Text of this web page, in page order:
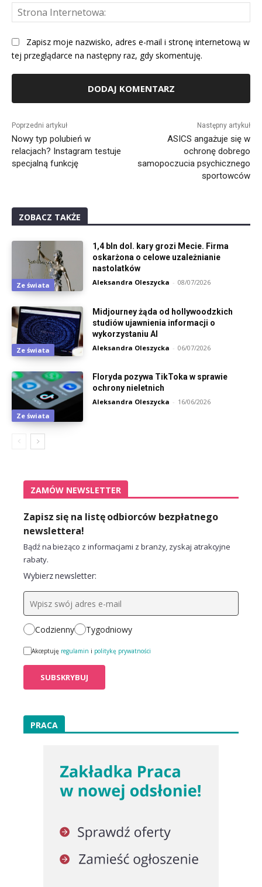
Zapisz moje nazwisko, adres e-mail i stronę internetową w
tej przeglądarce na następny raz, gdy skomentuję.
Poprzedni artykuł
Nowy typ polubień w
relacjach? Instagram testuje
specjalną funkcję
Następny artykuł
ASICS angażuje się w
ochronę dobrego
samopoczucia psychicznego
sportowców
ZOBACZ TAKŻE
Ze świata
1,4 bln dol. kary grozi Mecie. Firma
oskarżona o celowe uzależnianie
nastolatków
Aleksandra Oleszycka - 08/07/2026
Ze świata
Midjourney żąda od hollywoodzkich
studiów ujawnienia informacji o
wykorzystaniu AI
Aleksandra Oleszycka - 06/07/2026
Ze świata
Floryda pozywa TikToka w sprawie
ochrony nieletnich
Aleksandra Oleszycka - 16/06/2026
ZAMÓW NEWSLETTER
Zapisz się na listę odbiorców bezpłatnego
newslettera!
Bądź na bieżąco z informacjami z branży, zyskaj atrakcyjne
rabaty.
Wybierz newsletter:
Codzienny Tygodniowy
Akceptuję regulamin i politykę prywatności
PRACA